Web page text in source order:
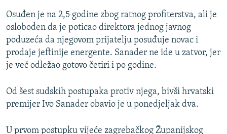
TRI DECENIJE OD RATA U BIH
SVE KARTE DEJTONA
NASTANAK I RASPAD JUGOSLAVIJE
Osuđen je na 2,5 godine zbog ratnog profiterstva, ali je
oslobođen da je poticao direktora jednog javnog
poduzeća da njegovom prijatelju posuđuje novac i
prodaje jeftinije energente. Sanader ne ide u zatvor, jer
je već odležao gotovo četiri i po godine.
Od šest sudskih postupaka protiv njega, bivši hrvatski
premijer Ivo Sanader obavio je u ponedjeljak dva.
U prvom postupku vijeće zagrebačkog Županijskog